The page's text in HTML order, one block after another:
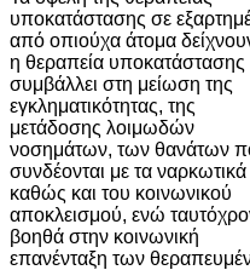
υποκατάστασης σε
από οπιούχα άτομα
η θεραπεία υποκατάστασης
συμβάλλει στη μείωση της
εγκληματικότητας, της
μετάδοσης λοιμωδών
νοσημάτων, των θανάτων
συνδέονται με τα ναρκωτικά
καθώς και του κοινωνικού
αποκλεισμού, ενώ
βοηθά στην κοινωνική
επανένταξη των